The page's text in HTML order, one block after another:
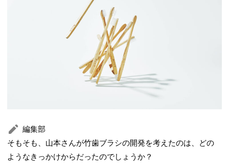
編集部
そもそも、山本さんが竹歯ブラシの開発を考えたのは、どの
ようなきっかけからだったのでしょうか？